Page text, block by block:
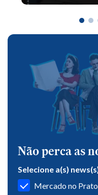
Não perca as
Selecione a(s)
Mercado no Prato